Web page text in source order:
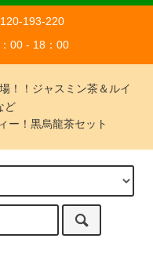
193-220
00 - 18：00
！！ジャスミン茶＆ルイ
ど
ー！黒烏龍茶セット